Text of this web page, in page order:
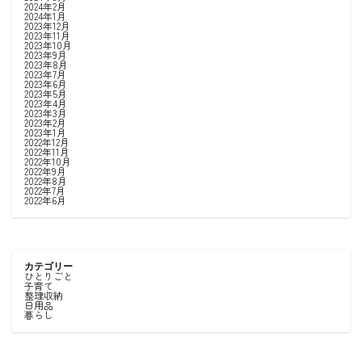
2024年2月
2024年1月
2023年12月
2023年11月
2023年10月
2023年9月
2023年8月
2023年7月
2023年6月
2023年5月
2023年4月
2023年3月
2023年2月
2023年1月
2022年12月
2022年11月
2022年10月
2022年9月
2022年8月
2022年7月
2022年6月
カテゴリー
ひとりごと
子育て
整理収納
日用品
暮らし